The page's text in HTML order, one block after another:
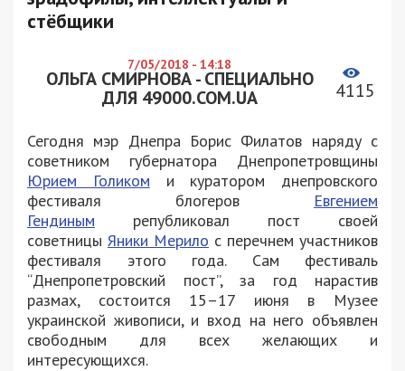
стёбщики
7/05/2018 - 14:18
ОЛЬГА СМИРНОВА - СПЕЦИАЛЬНО
ДЛЯ 49000.COM.UA
4115
Сегодня мэр Днепра Борис Филатов наряду с
советником губернатора Днепропетровщины
Юрием Голиком и куратором днепровского
фестиваля блогеров Евгением
Гендиным републиковал пост своей
советницы Яники Мерило с перечнем участников
фестиваля этого года. Сам фестиваль
“Днепропетровский пост”, за год нарастив
размах, состоится 15–17 июня в Музее
украинской живописи, и вход на него объявлен
свободным для всех желающих и
интересующихся.